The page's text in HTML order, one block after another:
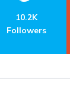
10.2K
Followers